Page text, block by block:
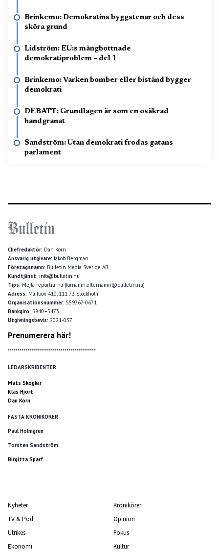
Brinkemo: Demokratins byggstenar och dess
sköra grund
Lidström: EU:s mångbottnade
demokratiproblem – del 1
Brinkemo: Varken bomber eller bistånd bygger
demokrati
DEBATT: Grundlagen är som en osäkrad
handgranat
Sandström: Utan demokrati frodas gatans
parlament
Chefredaktör: Dan Korn
Ansvarig utgivare: Jakob Bergman
Företagsnamn: Bulletin Media Sverige AB
Kundtjänst: info@bulletin.nu
Tips: Mejla reportrarna (förnamn.efternamn@bulletin.nu)
Adress: Mailbox 410, 111 73 Stockholm
Organisationsnummer: 559367-0671
Bankgiro: 5840–5473
Utgivningsbevis: 2021-037
Prenumerera här!
*********************************************
LEDARSKRIBENTER
Mats Skogkär
Klas Hjort
Dan Korn
FASTA KRÖNIKÖRER
Paul Holmgren
Torsten Sandström
Birgitta Sparf
Nyheter
TV & Pod
Utrikes
Ekonomi
Krönikörer
Opinion
Fokus
Kultur